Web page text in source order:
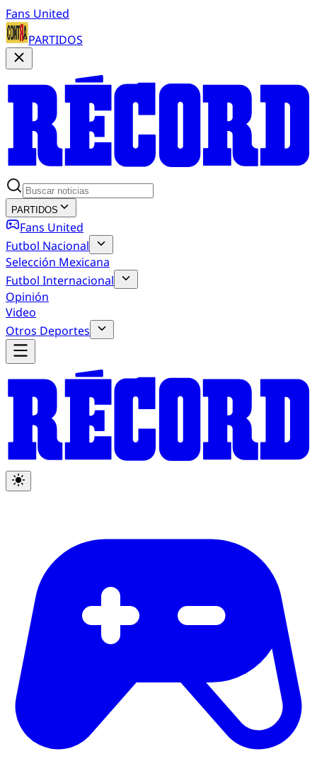
Fans United
PARTIDOS
PARTIDOS
Fans United
Futbol Nacional
Selección Mexicana
Futbol Internacional
Opinión
Video
Otros Deportes